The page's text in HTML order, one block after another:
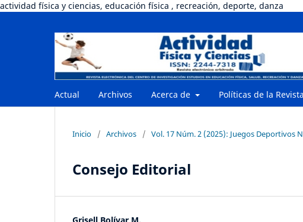
actividad física y ciencias, educación física , recreación, deporte, danza
Actual Archivos Acerca de Políticas de la Revista
Inicio / Archivos / Vol. 17 Núm. 2 (2025): Juegos Deportivos
Consejo Editorial